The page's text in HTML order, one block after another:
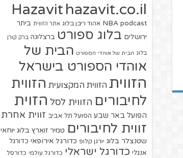
Hazavit hazavit.co.il
NBA podcast אהוד ריבן בלוג אתר הזווית ביתר
ירושלים בלוג ספורט ברצלונה ברק קורן
בלוג הבית של אוהדי הספורט הבית של
אוהדי הספורט בישראל
הזווית הזווית המקצועית הזווית
לחיבורים הזווית לסל הזוית
הפועל באר שבע הפועל תל אביב זווית אחרת
זווית לחיבורים טמיר זוארץ בלוג יוחאי
שטנצלר בלוג יורגן קלופ כדורגל אירופאי כדורגל
אנגלי כדורגל ישראלי כדורגל עולמי כדורסל